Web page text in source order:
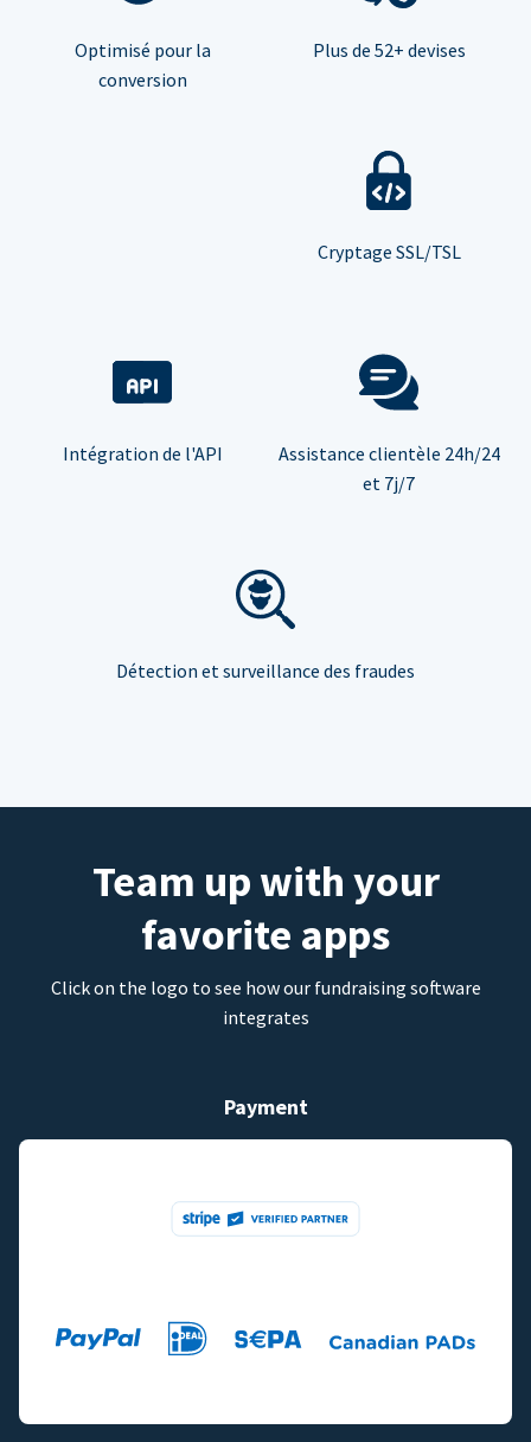
Optimisé pour la
conversion
Plus de 52+ devises
Cryptage SSL/TSL
Intégration de l'API
Assistance clientèle 24h/24
et 7j/7
Détection et surveillance des fraudes
Team up with your
favorite apps
Click on the logo to see how our fundraising software
integrates
Payment